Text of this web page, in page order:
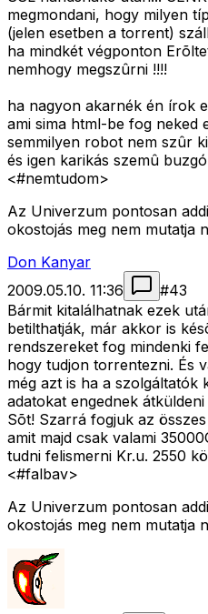
megmondani, hogy milyen
(jelen esetben a torrent)
ha mindkét végponton
nemhogy megszûrni !!!!
ha nagyon akarnék én írok
ami sima html-be fog neked
semmilyen robot nem szûr
és igen karikás szemû
<#nemtudom>
Az Univerzum pontosan
okostojás meg nem mutatja
Don Kanyar
2009.05.10. 11:36
#43
Bármit kitalálhatnak ezek
betilthatják, már akkor is
rendszereket fog mindenki
hogy tudjon torrentezni. És
még azt is ha a szolgáltatók
adatokat engednek
Sõt! Szarrá fogjuk az
amit majd csak valami
tudni felismerni Kr.u. 2550
<#falbav>
Az Univerzum pontosan
okostojás meg nem mutatja